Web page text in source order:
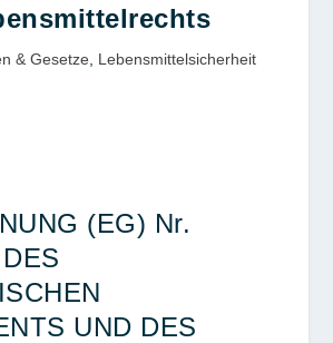
& Gesetze Lebensmittelsicherheit
(EG) Nr.
UND DES